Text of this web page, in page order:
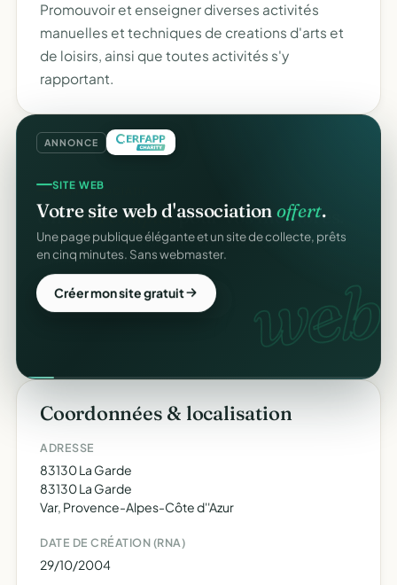
Promouvoir et enseigner diverses activités
manuelles et techniques de creations d'arts et
de loisirs, ainsi que toutes activités s'y
rapportant.
ANNONCE
web.
SITE WEB
Votre site web d'association offert.
Une page publique élégante et un site de collecte, prêts
en cinq minutes. Sans webmaster.
Créer mon site gratuit
Coordonnées & localisation
ADRESSE
83130 La Garde
83130 La Garde
Var, Provence-Alpes-Côte d''Azur
DATE DE CRÉATION (RNA)
29/10/2004